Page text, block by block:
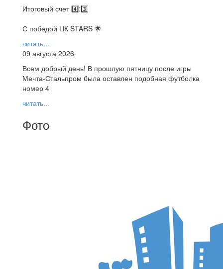
Итоговый счет 4️⃣:3️⃣
С победой ЦК STARS 🌟
читать...
09 августа 2026
Всем добрый день! В прошлую пятницу после игры
Мечта-Стальпром была оставлен подобная футболка
номер 4
читать...
Фото